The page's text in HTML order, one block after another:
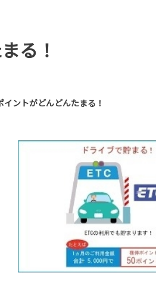
る！
ントがどんどんたまる！